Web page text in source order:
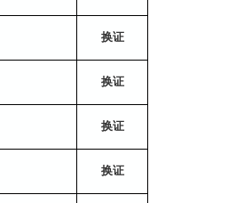
换证
换证
换证
换证